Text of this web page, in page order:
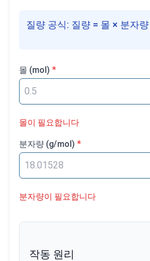
질량 공식: 질량 = 몰 × 분자량
몰 (mol) *
몰이 필요합니다
분자량 (g/mol) *
분자량이 필요합니다
작동 원리